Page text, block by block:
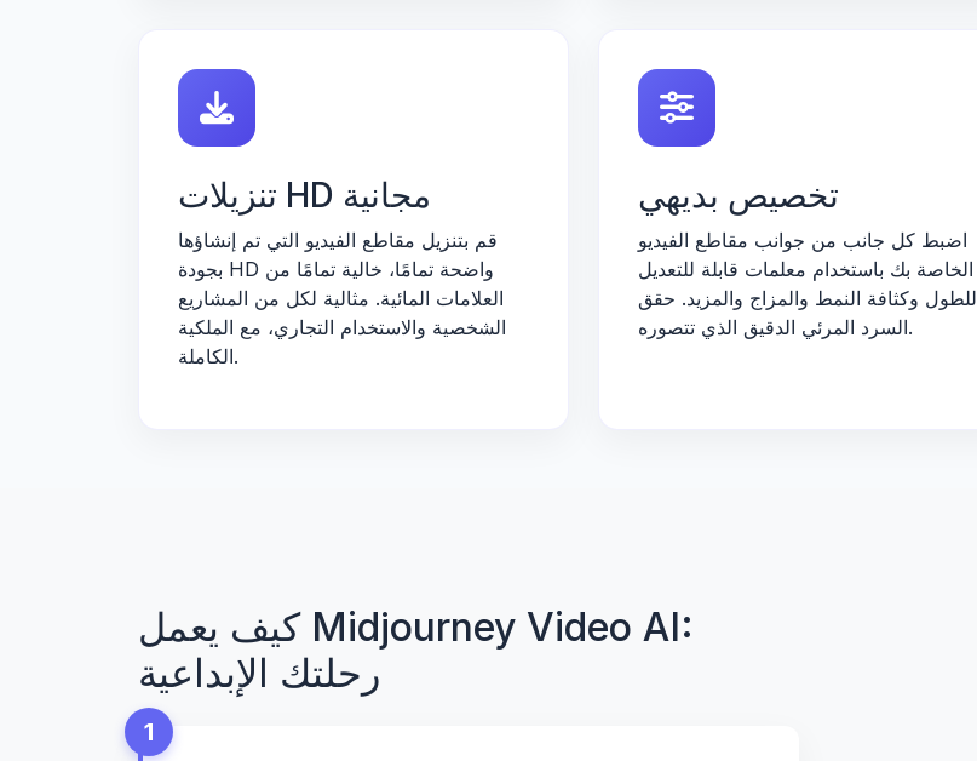
تنزيلات HD مجانية
قم بتنزيل مقاطع الفيديو التي تم إنشاؤها
بجودة HD واضحة تمامًا، خالية تمامًا من
العلامات المائية. مثالية لكل من المشاريع
الشخصية والاستخدام التجاري، مع الملكية
الكاملة.
تخصيص بديهي
اضبط كل جانب من جوانب مقاطع الفيديو
الخاصة بك باستخدام معلمات قابلة للتعديل
للطول وكثافة النمط والمزاج والمزيد. حقق
السرد المرئي الدقيق الذي تتصوره.
كيف يعمل Midjourney Video AI:
رحلتك الإبداعية
1